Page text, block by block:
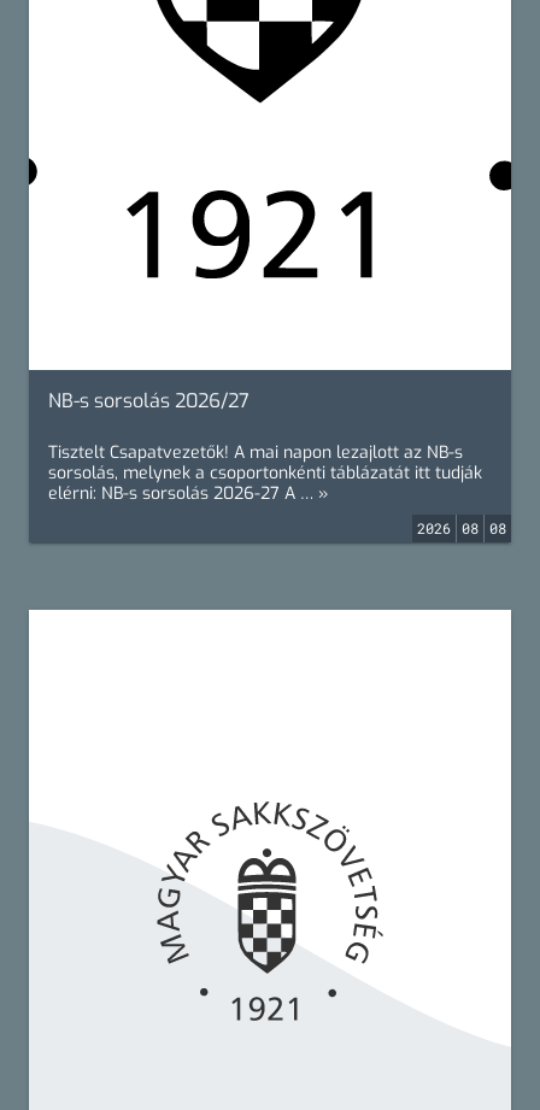
NB-s sorsolás 2026/27
Tisztelt Csapatvezetők! A mai napon lezajlott az NB-s
sorsolás, melynek a csoportonkénti táblázatát itt tudják
elérni: NB-s sorsolás 2026-27 A … »
2026 08 08